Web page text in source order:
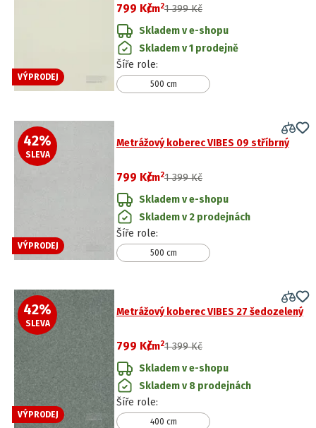
VÝPRODEJ
799 Kč
/m21 399 Kč
Skladem v e-shopu
Skladem v 1 prodejně
Šíře role:
500 cm
42%
SLEVA
VÝPRODEJ
Metrážový koberec VIBES 09 stříbrný
799 Kč
/m21 399 Kč
Skladem v e-shopu
Skladem v 2 prodejnách
Šíře role:
500 cm
42%
SLEVA
VÝPRODEJ
Metrážový koberec VIBES 27 šedozelený
799 Kč
/m21 399 Kč
Skladem v e-shopu
Skladem v 8 prodejnách
Šíře role:
400 cm